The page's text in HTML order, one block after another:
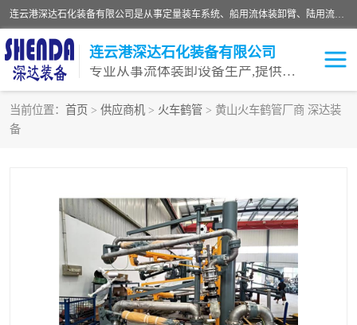
连云港深达石化装备有限公司是从事定量装车系统、船用流体装卸臂、陆用流体装卸臂（鹤管）、活动梯、钢构平台等全系列流体装卸设备的设计、制造、销售以及服务的专业供应商。公司始终以客户为中心，密切跟踪国内外油气储运及装卸设备先进技术的发展，以先进的技术、优质的产品、一流的服务，满足客户需求。
连云港深达石化装备有限公司
专业从事流体装卸设备生产,提供全面解决方案，生产与定制服务
当前位置： 首页 > 供应商机 > 火车鹤管 > 黄山火车鹤管厂商 深达装
备
液氨装鹤管 潜油泵鹤管
流体装卸臂 输油臂
撬装鹤管 汽车鹤管